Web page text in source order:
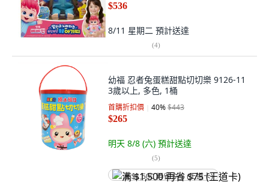
$536
8/11 星期二 預計送達
(4)
幼福 忍者兔蛋糕甜點切切樂 9126-11
3歲以上, 多色, 1桶
首購折扣價 40%$443
$265
明天 8/8 (六) 預計送達
(5)
满 $1,500 再省 $75 (王道卡)